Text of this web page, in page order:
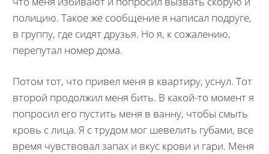
полицию. Такое же сообщение я написал подруге,
в группу, где сидят друзья. Но я, к сожалению,
перепутал номер дома.
Потом тот, что привел меня в квартиру, уснул. Тот
второй продолжил меня бить. В какой-то момент я
попросил его пустить меня в ванну, чтобы смыть
кровь с лица. Я с трудом мог шевелить губами, все
время чувствовал запах и вкус крови и гари. Меня